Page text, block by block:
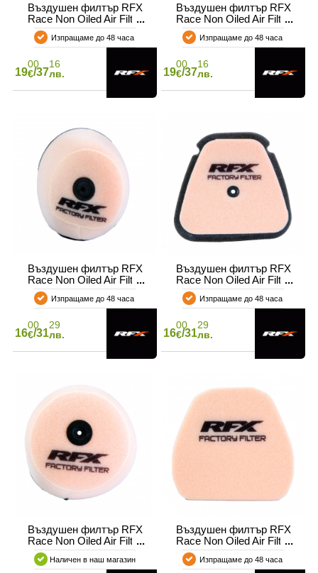
Въздушен филтър RFX
Race Non Oiled Air Filter
KX 80/85 Bigwheel
Изпращаме до 48 часа
19
00
€/37
16
лв.
Въздушен филтър RFX
Race Non Oiled Air Filter
RM 125/250 04-08 / RM-Z
250 07-18
Изпращаме до 48 часа
19
00
€/37
16
лв.
Въздушен филтър RFX
Race Non Oiled Air Filter
Sherco SE SE-F
Изпращаме до 48 часа
16
00
€/31
29
лв.
Въздушен филтър RFX
Race Non Oiled Air Filter
WR 250/450F 20-24
Изпращаме до 48 часа
16
00
€/31
29
лв.
Въздушен филтър RFX
Race Non Oiled Air Filter
YZ 125 2000-25 / YZ 250
2000-25
Наличен в наш магазин
Въздушен филтър RFX
Race Non Oiled Air Filter
YZ 450F 10-13
Изпращаме до 48 часа